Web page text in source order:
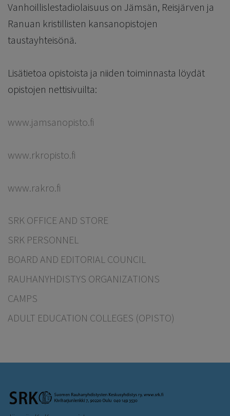
Vanhoillislestadiolaisuus on Jämsän, Reisjärven ja
Ranuan kristillisten kansanopistojen
taustayhteisönä.
Lisätietoa opistoista ja niiden toiminnasta löydät
opistojen nettisivuilta:
www.jamsanopisto.fi
www.rkropisto.fi
www.rakro.fi
SRK OFFICE AND STORE
SRK PERSONNEL
BOARD AND EDITORIAL COUNCIL
RAUHANYHDISTYS ORGANIZATIONS
CAMPS
ADULT EDUCATION COLLEGES (OPISTO)